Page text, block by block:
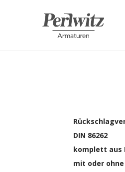
DIN 86262
komplett aus
mit oder